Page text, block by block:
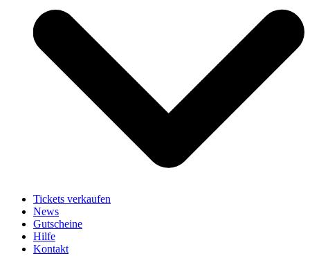
Tickets verkaufen
News
Gutscheine
Hilfe
Kontakt